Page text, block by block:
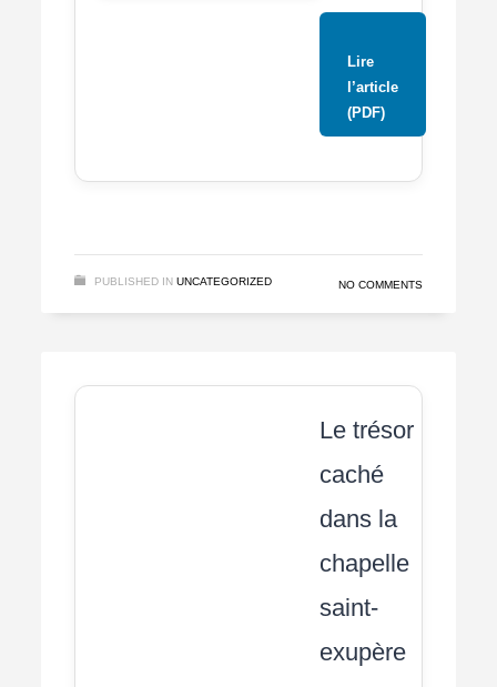
Lire
l’article
(PDF)
PUBLISHED IN UNCATEGORIZED NO COMMENTS
Le trésor
caché
dans la
chapelle
saint-
exupère